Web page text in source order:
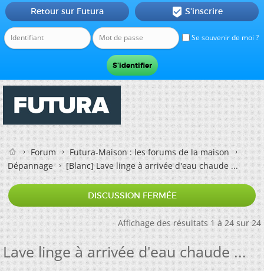
Se souvenir de moi ?
Retour sur Futura  S'inscrire
Forum
Futura-Maison : les forums de la maison
Dépannage
[Blanc]Lave linge à arrivée d'eau chaude ...
DISCUSSION FERMÉE
Affichage des résultats 1 à 24 sur 24
Lave linge à arrivée d'eau chaude ...